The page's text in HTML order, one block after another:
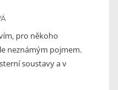
pro někoho
neznámým pojmem.
soustavy a v